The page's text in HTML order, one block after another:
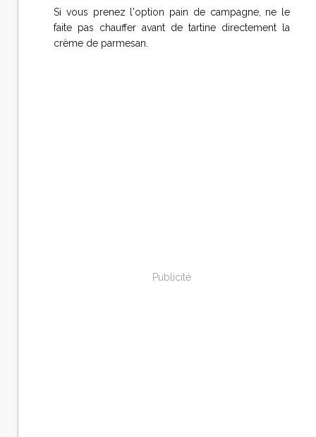
Si vous prenez l'option pain de campagne, ne le
faite pas chauffer avant de tartine directement la
crème de parmesan.
Publicité